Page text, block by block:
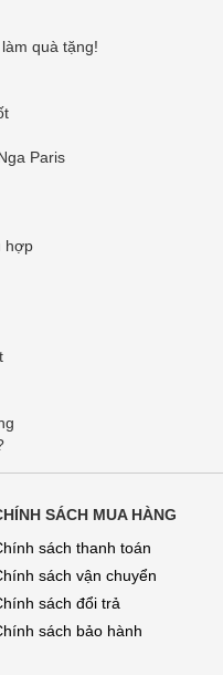
quà tặng!
Paris
hợp
SÁCH MUA HÀNG
sách thanh toán
sách vận chuyển
sách đổi trả
sách bảo hành